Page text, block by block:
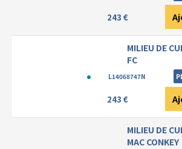
243 €
MILIEU DE
FC
L14068747N
243 €
MILIEU DE
MAC CONKEY